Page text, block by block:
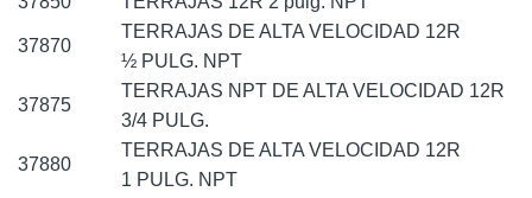
37870
TERRAJAS DE ALTA VELOCIDAD 12R
½ PULG. NPT
37875
TERRAJAS NPT DE ALTA VELOCIDAD 12R
3/4 PULG.
37880
TERRAJAS DE ALTA VELOCIDAD 12R
1 PULG. NPT